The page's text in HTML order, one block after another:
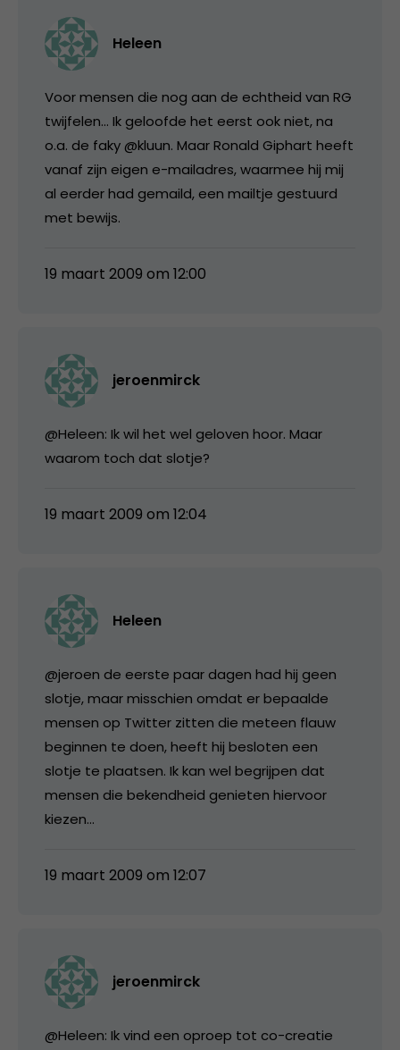
Heleen
Voor mensen die nog aan de echtheid van RG
twijfelen… Ik geloofde het eerst ook niet, na
o.a. de faky @kluun. Maar Ronald Giphart heeft
vanaf zijn eigen e-mailadres, waarmee hij mij
al eerder had gemaild, een mailtje gestuurd
met bewijs.
19 maart 2009 om 12:00
jeroenmirck
@Heleen: Ik wil het wel geloven hoor. Maar
waarom toch dat slotje?
19 maart 2009 om 12:04
Heleen
@jeroen de eerste paar dagen had hij geen
slotje, maar misschien omdat er bepaalde
mensen op Twitter zitten die meteen flauw
beginnen te doen, heeft hij besloten een
slotje te plaatsen. Ik kan wel begrijpen dat
mensen die bekendheid genieten hiervoor
kiezen…
19 maart 2009 om 12:07
jeroenmirck
@Heleen: Ik vind een oproep tot co-creatie